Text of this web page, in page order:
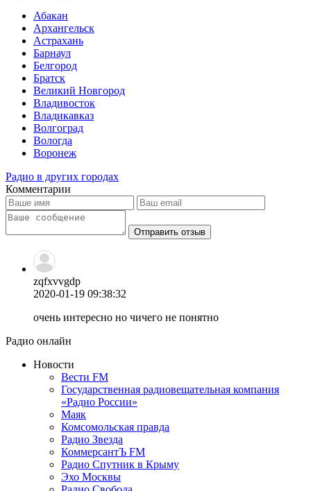
Абакан
Архангельск
Астрахань
Барнаул
Белгород
Братск
Великий Новгород
Владивосток
Владикавказ
Волгоград
Вологда
Воронеж
Радио в других городах
Комментарии
Отправить отзыв
zqfxvvgdp
2020-01-19 09:38:32
очень интересно но чичего не понятно
Радио онлайн
Новости
Вести FM
Государственная радиовещательная компания
«Радио России»
Маяк
Комсомольская правда
Радио Звезда
КоммерсантЪ FM
Радио Спутник в Крыму
Эхо Москвы